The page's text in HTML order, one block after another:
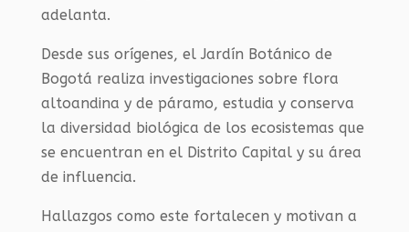
adelanta.
Desde sus orígenes, el Jardín Botánico de
Bogotá realiza investigaciones sobre flora
altoandina y de páramo, estudia y conserva
la diversidad biológica de los ecosistemas que
se encuentran en el Distrito Capital y su área
de influencia.
Hallazgos como este fortalecen y motivan a